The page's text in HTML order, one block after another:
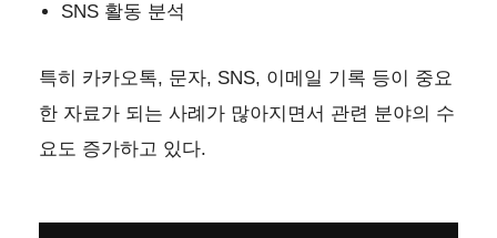
SNS 활동 분석
특히 카카오톡, 문자, SNS, 이메일 기록 등이 중요
한 자료가 되는 사례가 많아지면서 관련 분야의 수
요도 증가하고 있다.